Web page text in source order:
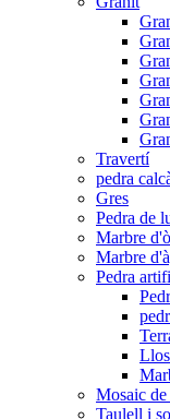
Travertí
pedra
Gres
Pedra de
Marbre
Marbre
Pedra
Mosaic de
Taulell i